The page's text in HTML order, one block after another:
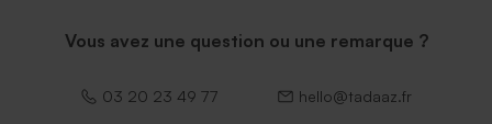
Vous avez une question ou une remarque ?
03 20 23 49 77 hello@tadaaz.fr